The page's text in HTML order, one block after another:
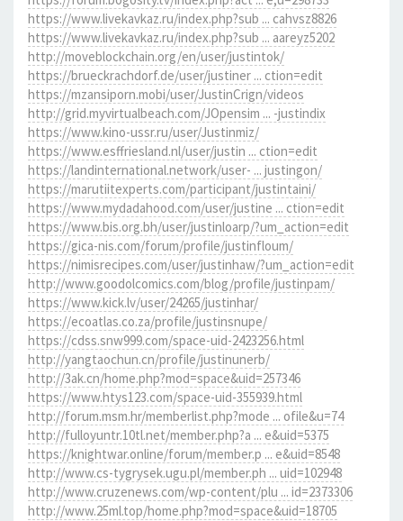
https://www.livekavkaz.ru/index.php?sub ... cahvsz8826
https://www.livekavkaz.ru/index.php?sub ... aareyz5202
http://moveblockchain.org/en/user/justintok/
https://brueckrachdorf.de/user/justiner ... ction=edit
https://mzansiporn.mobi/user/JustinCrign/videos
http://grid.myvirtualbeach.com/JOpensim ... -justindix
https://www.kino-ussr.ru/user/Justinmiz/
https://www.esffriesland.nl/user/justin ... ction=edit
https://landinternational.network/user- ... justingon/
https://marutiitexperts.com/participant/justintaini/
https://www.mydadahood.com/user/justine ... ction=edit
https://www.bis.org.bh/user/justinloarp/?um_action=edit
https://gica-nis.com/forum/profile/justinfloum/
https://nimisrecipes.com/user/justinhaw/?um_action=edit
http://www.goodolcomics.com/blog/profile/justinpam/
https://www.kick.lv/user/24265/justinhar/
https://ecoatlas.co.za/profile/justinsnupe/
https://cdss.snw999.com/space-uid-2423256.html
http://yangtaochun.cn/profile/justinunerb/
http://3ak.cn/home.php?mod=space&uid=257346
https://www.htys123.com/space-uid-355939.html
http://forum.msm.hr/memberlist.php?mode ... ofile&u=74
http://fulloyuntr.10tl.net/member.php?a ... e&uid=5375
https://knightwar.online/forum/member.p ... e&uid=8548
http://www.cs-tygrysek.ugu.pl/member.ph ... uid=102948
http://www.cruzenews.com/wp-content/plu ... id=2373306
http://www.25ml.top/home.php?mod=space&uid=18705